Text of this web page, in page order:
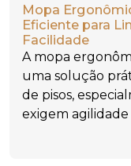
Mopa
Eficiente para
Facilidade
A mopa
uma solução
de pisos,
exigem agilidade